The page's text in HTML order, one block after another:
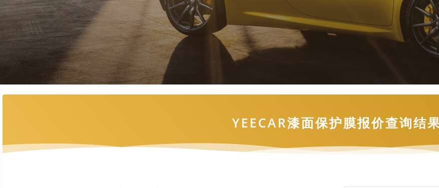
YEECAR漆面保护膜报价查询结